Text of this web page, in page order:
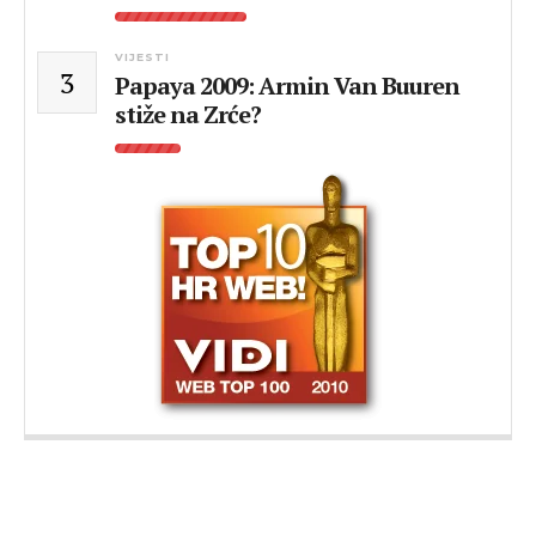
3
VIJESTI
Papaya 2009: Armin Van Buuren
stiže na Zrće?